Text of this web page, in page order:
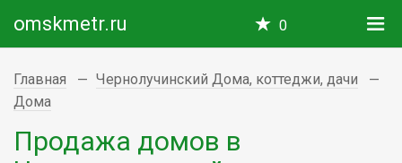
omskmetr.ru 0
Главная
Чернолучинский Дома, коттеджи, дачи
Дома
Продажа домов в